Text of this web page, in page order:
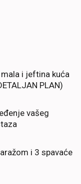
mala i jeftina kuća
PLAN)
vašeg
i 3 spavaće